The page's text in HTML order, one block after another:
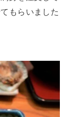
もらいました